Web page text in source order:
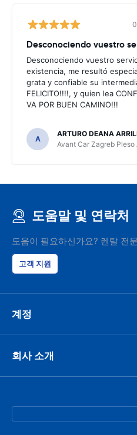
Desconociendo vuestro
existencia, me resultó
grata y confiable su
FELICITO!!!!, y quien lea
VA POR BUEN CAMINO!!!
A
ARTURO DEANA
Avant Car Zagreb Pleso
도움말 및 연락처
도움이 필요하신가요? 렌탈 전
고객 지원
계정
회사 소개